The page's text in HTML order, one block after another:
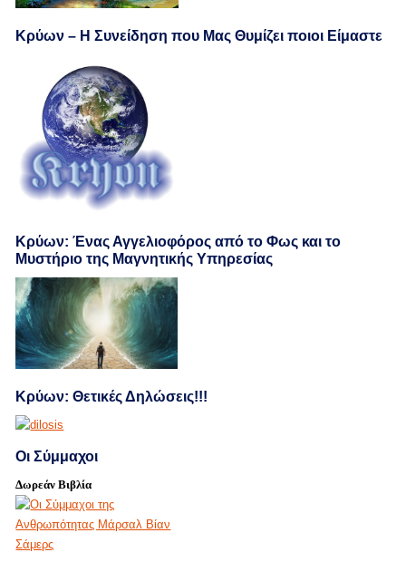
Κρύων – Η Συνείδηση που Μας Θυμίζει ποιοι Είμαστε
Κρύων: Ένας Αγγελιοφόρος από το Φως και το
Μυστήριο της Μαγνητικής Υπηρεσίας
Κρύων: Θετικές Δηλώσεις!!!
Οι Σύμμαχοι
Δωρεάν Βιβλία